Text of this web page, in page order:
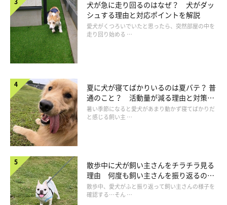
獣医師：
「たとえば…
一緒に遊んでくれそう
おいしい食べ物をくれそう
優しく撫でてくれそう
などといった行動のように、犬に愛情を示してくれる人には興味
を持つでしょう。
犬が急に走り回るのはなぜ？ 犬がダッ
シュする理由と対応ポイントを解説
愛犬がくつろいでいたと思ったら、突然部屋の中を
走り回り始める …
夏に犬が寝てばかりいるのは夏バテ？ 普
通のこと？ 活動量が減る理由と対策と
は
暑い季節になると愛犬があまり動かず寝てばかりだ
と感じる飼い主 …
散歩中に犬が飼い主さんをチラチラ見る
理由 何度も飼い主さんを振り返るのは
なぜ？
散歩中、愛犬がふと振り返って飼い主さんの様子を
確認する…そん …